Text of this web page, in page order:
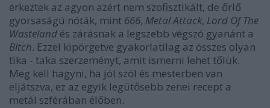
érkeztek az agyon azért nem szofisztikált, de őrlő
gyorsaságú nóták, mint 666, Metal Attack, Lord Of The
Wasteland és zárásnak a legszebb végszó gyanánt a
Bitch. Ezzel kipörgetve gyakorlatilag az összes olyan
tika - taka szerzeményt, amit ismerni lehet tőlük.
Meg kell hagyni, ha jól szól és mesterben van
eljátszva, ez az egyik legütősebb zenei recept a
metál szférában élőben.